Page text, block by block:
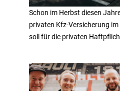
Schon im Herbst diesen
privaten Kfz-Versicherung
soll für die privaten